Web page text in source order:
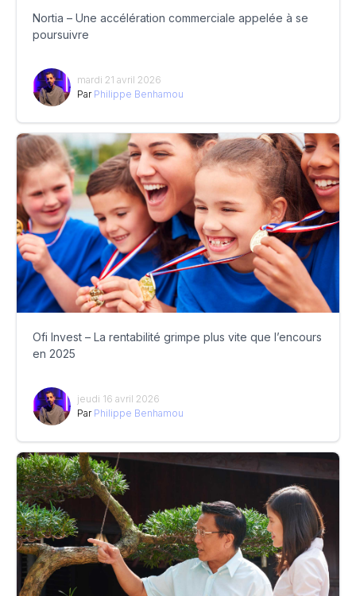
Nortia – Une accélération commerciale appelée à se
poursuivre
mardi 21 avril 2026
Par Philippe Benhamou
Ofi Invest – La rentabilité grimpe plus vite que l’encours
en 2025
jeudi 16 avril 2026
Par Philippe Benhamou